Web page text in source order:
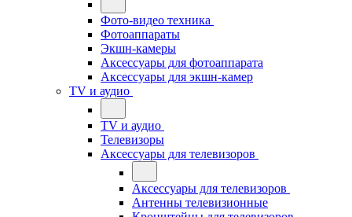
Фото-видео техника
Фотоаппараты
Экшн-камеры
Аксессуары для фотоаппарата
Аксессуары для экшн-камер
TV и аудио
TV и аудио
Телевизоры
Аксессуары для телевизоров
Аксессуары для телевизоров
Антенны телевизионные